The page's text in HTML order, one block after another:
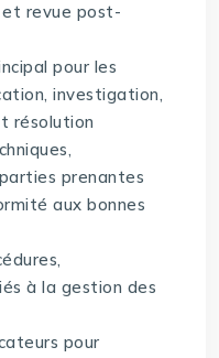
et revue post-
pour les
investigation,
résolution
prenantes
aux bonnes
à la gestion des
pour